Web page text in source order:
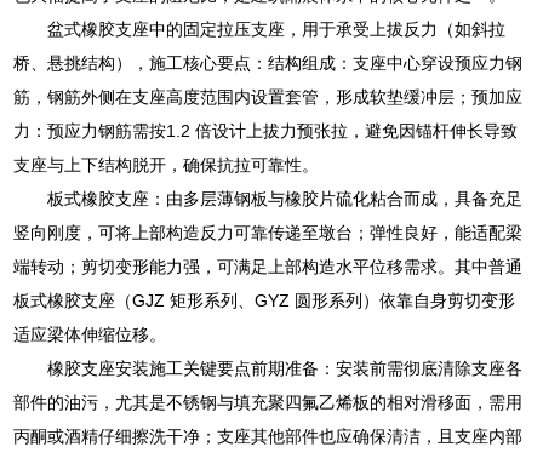
盆式橡胶支座中的固定拉压支座，用于承受上拔反力（如斜拉
桥、悬挑结构），施工核心要点：结构组成：支座中心穿设预应力钢
筋，钢筋外侧在支座高度范围内设置套管，形成软垫缓冲层；预加应
力：预应力钢筋需按1.2 倍设计上拔力预张拉，避免因锚杆伸长导致
支座与上下结构脱开，确保抗拉可靠性。
板式橡胶支座：由多层薄钢板与橡胶片硫化粘合而成，具备充足
竖向刚度，可将上部构造反力可靠传递至墩台；弹性良好，能适配梁
端转动；剪切变形能力强，可满足上部构造水平位移需求。其中普通
板式橡胶支座（GJZ 矩形系列、GYZ 圆形系列）依靠自身剪切变形
适应梁体伸缩位移。
橡胶支座安装施工关键要点前期准备：安装前需彻底清除支座各
部件的油污，尤其是不锈钢与填充聚四氟乙烯板的相对滑移面，需用
丙酮或酒精仔细擦洗干净；支座其他部件也应确保清洁，且支座内部